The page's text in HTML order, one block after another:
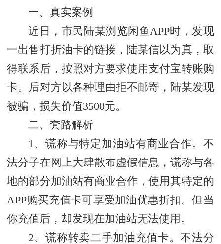
一、真实案例
近日，市民陆某浏览闲鱼APP时，发现
一出售打折油卡的链接，陆某信以为真，取
得联系后，按照对方要求使用支付宝转账购
卡。后对方以各种理由拒不邮寄，陆某发现
被骗，损失价值3500元。
二、套路解析
1、谎称与特定加油站有商业合作。不
法分子在网上大肆散布虚假信息，谎称与各
地的部分加油站有商业合作，使用其特定的
APP购买充值卡可享受加油优惠折扣。但当
你充值后，却发现在加油站无法使用。
2、谎称转卖二手加油充值卡。不法分